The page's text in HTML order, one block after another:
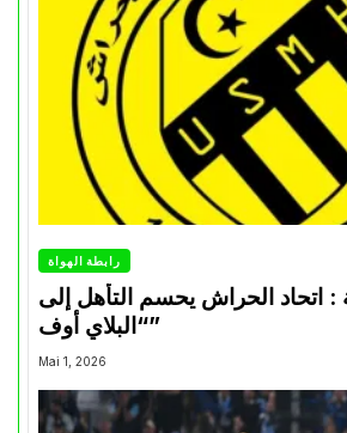
رابطة الهواة
: اتحاد الحراش يحسم التأهل إلى
“البلاي أوف”
Mai 1, 2026